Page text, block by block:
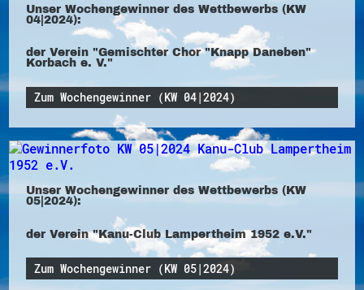
Unser Wochengewinner des Wettbewerbs (KW
04|2024):
der Verein "Gemischter Chor "Knapp Daneben"
Korbach e. V."
Zum Wochengewinner (KW 04|2024)
Unser Wochengewinner des Wettbewerbs (KW
05|2024):
der Verein "Kanu-Club Lampertheim 1952 e.V."
Zum Wochengewinner (KW 05|2024)